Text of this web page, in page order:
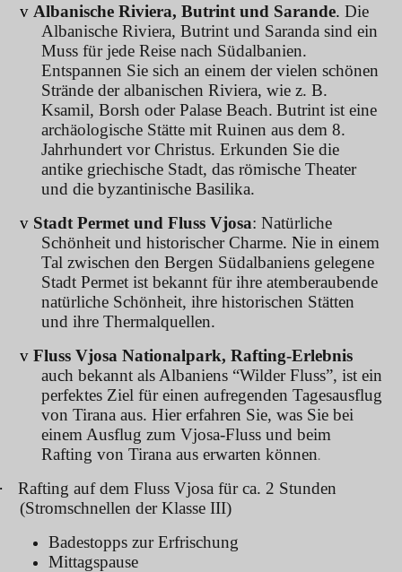
v Albanische Riviera, Butrint und Sarande. Die
Albanische Riviera, Butrint und Saranda sind ein
Muss für jede Reise nach Südalbanien.
Entspannen Sie sich an einem der vielen schönen
Strände der albanischen Riviera, wie z. B.
Ksamil, Borsh oder Palase Beach. Butrint ist eine
archäologische Stätte mit Ruinen aus dem 8.
Jahrhundert vor Christus. Erkunden Sie die
antike griechische Stadt, das römische Theater
und die byzantinische Basilika.
v Stadt Permet und Fluss Vjosa: Natürliche
Schönheit und historischer Charme. Nie in einem
Tal zwischen den Bergen Südalbaniens gelegene
Stadt Permet ist bekannt für ihre atemberaubende
natürliche Schönheit, ihre historischen Stätten
und ihre Thermalquellen.
v Fluss Vjosa Nationalpark, Rafting-Erlebnis
auch bekannt als Albaniens “Wilder Fluss”, ist ein
perfektes Ziel für einen aufregenden Tagesausflug
von Tirana aus. Hier erfahren Sie, was Sie bei
einem Ausflug zum Vjosa-Fluss und beim
Rafting von Tirana aus erwarten können.
Rafting auf dem Fluss Vjosa für ca. 2 Stunden
(Stromschnellen der Klasse III)
Badestopps zur Erfrischung
Mittagspause